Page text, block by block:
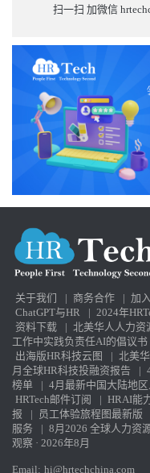
扫一扫 加微信
关于我们 | 商务合作 | 加
ChatGPT与HR
| 2024年
资料下载
| 北美华人人力资
工作中实践负责任AI的倡议书
出海版HR科技云图
| 北美
月全球HR科技投融资报告
|
榜单
| 4月最新中国大陆地
HRTech邮件订阅
| HRAI能
报
| 员工体验旅程图最新版
服务
| 8月2026 全球人力资
观察 · 2026年8月
Email: hi@hrtechchina.com